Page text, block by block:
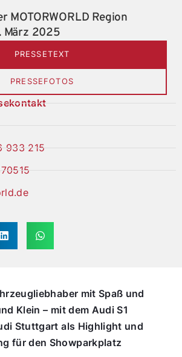
MOTORWORLD Region
März 2025
PRESSETEXT
PRESSEFOTOS
933 215
mit Spaß und
Klein – mit dem Audi S1
Stuttgart als Highlight und
für den Showparkplatz